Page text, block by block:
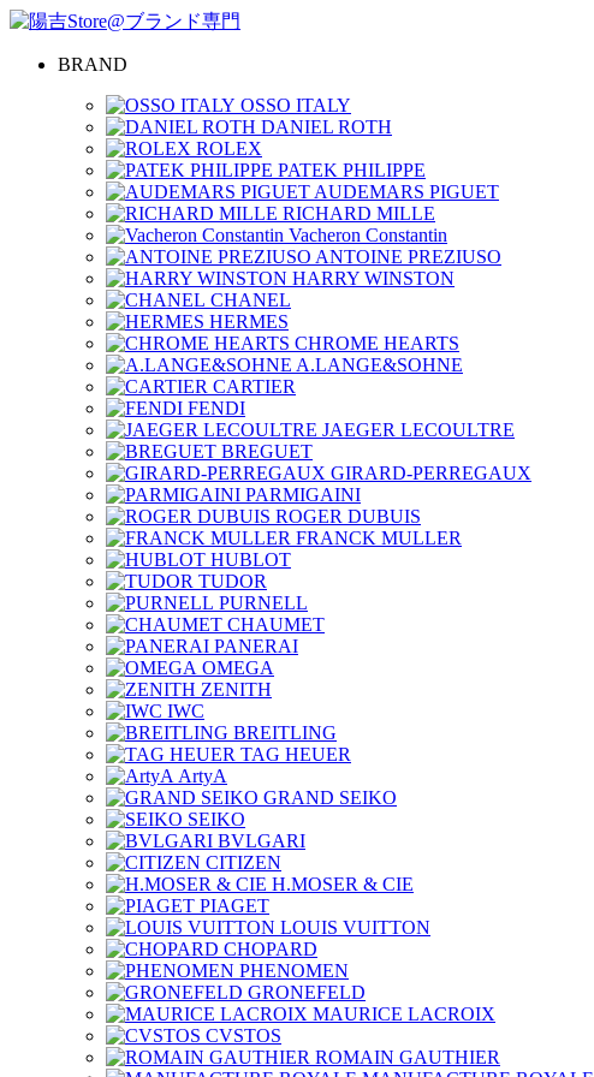
BRAND
OSSO ITALY
DANIEL ROTH
ROLEX
PATEK PHILIPPE
AUDEMARS PIGUET
RICHARD MILLE
Vacheron Constantin
ANTOINE PREZIUSO
HARRY WINSTON
CHANEL
HERMES
CHROME HEARTS
A.LANGE&SOHNE
CARTIER
FENDI
JAEGER LECOULTRE
BREGUET
GIRARD-PERREGAUX
PARMIGAINI
ROGER DUBUIS
FRANCK MULLER
HUBLOT
TUDOR
PURNELL
CHAUMET
PANERAI
OMEGA
ZENITH
IWC
BREITLING
TAG HEUER
ArtyA
GRAND SEIKO
SEIKO
BVLGARI
CITIZEN
H.MOSER & CIE
PIAGET
LOUIS VUITTON
CHOPARD
PHENOMEN
GRONEFELD
MAURICE LACROIX
CVSTOS
ROMAIN GAUTHIER